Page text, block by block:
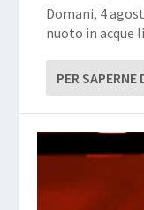
Domani, 4
nuoto in acque
PER SAPERNE